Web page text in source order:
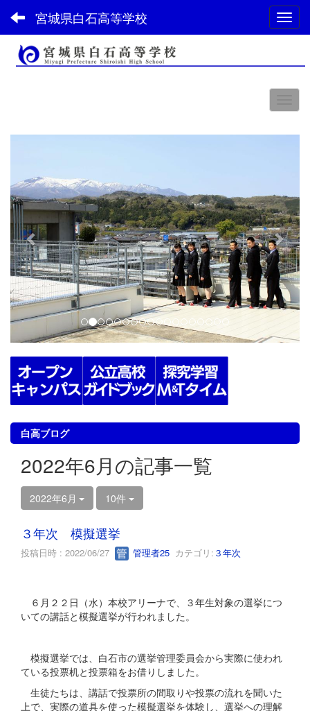
宮城県白石高等学校
e
v
i
o
u
s
t
白高ブログ
2022年6月の記事一覧
2022年6月 10件
３年次 模擬選挙
投稿日時 : 2022/06/27 管理者25 カテゴリ: ３年次
６月２２日（水）本校アリーナで、３年生対象の選挙につ
いての講話と模擬選挙が行われました。
模擬選挙では、白石市の選挙管理委員会から実際に使われ
ている投票机と投票箱をお借りしました。
生徒たちは、講話で投票所の間取りや投票の流れを聞いた
上で、実際の道具を使った模擬選挙を体験し、選挙への理解